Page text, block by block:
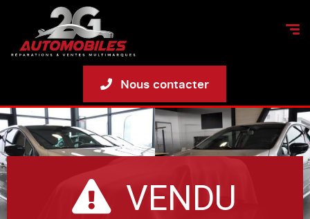
Nous contacter
VENDU